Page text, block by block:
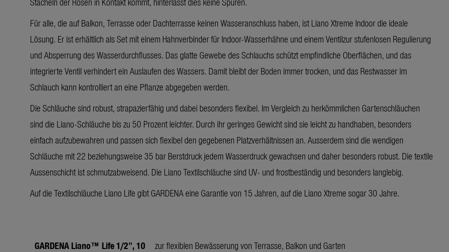
Für alle, die auf Balkon, Terrasse oder Dachterrasse keinen Wasseranschluss haben, ist Liano Xtreme Indoor die ideale
Lösung. Er ist erhältlich als Set mit einem Hahnverbinder für Indoor-Wasserhähne und einem Ventilzur stufenlosen Regulierung
und Absperrung des Wasserdurchflusses. Das glatte Gewebe des Schlauchs schützt empfindliche Oberflächen, und das
integrierte Ventil verhindert ein Auslaufen des Wassers. Damit bleibt der Boden immer trocken, und das Restwasser im
Schlauch kann kontrolliert an eine Pflanze abgegeben werden.
Die Schläuche sind robust, strapazierfähig und dabei besonders flexibel. Im Vergleich zu herkömmlichen Gartenschläuchen
sind die Liano-Schläuche bis zu 50 Prozent leichter. Durch ihr geringes Gewicht sind sie leicht zu handhaben, besonders
einfach aufzubewahren und passen sich flexibel den gegebenen Platzverhältnissen an. Ausserdem sind die wendigen
Schläuche mit 22 beziehungsweise 35 bar Berstdruck jedem Wasserdruck gewachsen und daher besonders robust. Die textile
Aussenschicht ist schmutzabweisend. Die Liano Textilschläuche sind UV- und frostbeständig und besonders langlebig.
Auf die Textilschläuche Liano Life gibt GARDENA eine Garantie von 15 Jahren, auf die Liano Xtreme sogar 30 Jahre.
GARDENA Liano™ Life 1/2", 10
zur flexiblen Bewässerung von Terrasse, Balkon und Garten